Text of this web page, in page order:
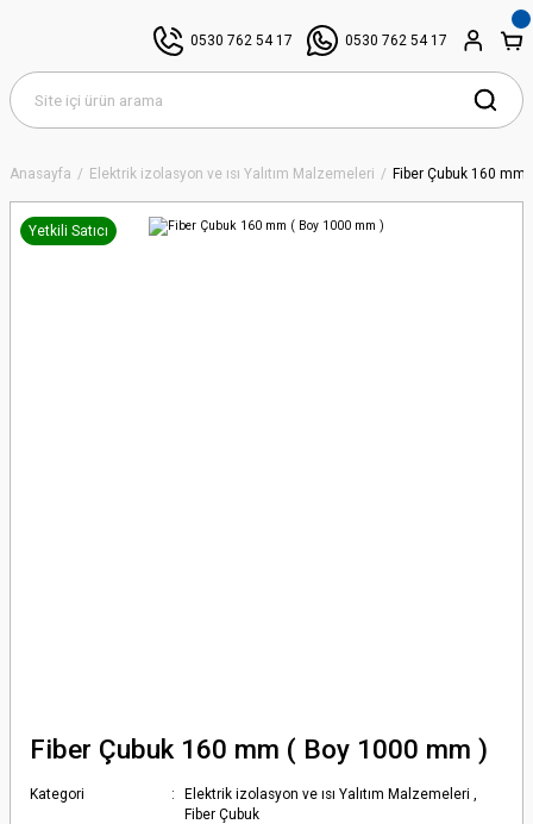
0530 762 54 17 0530 762 54 17
Anasayfa Elektrik izolasyon ve ısı Yalıtım Malzemeleri Fiber Çubuk 160
Yetkili Satıcı
Fiber Çubuk 160 mm ( Boy 1000 mm )
Kategori Elektrik izolasyon ve ısı Yalıtım Malzemeleri ,
Fiber Çubuk